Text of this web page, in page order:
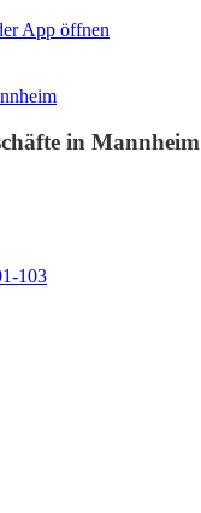
App öffnen
in Mannheim
103